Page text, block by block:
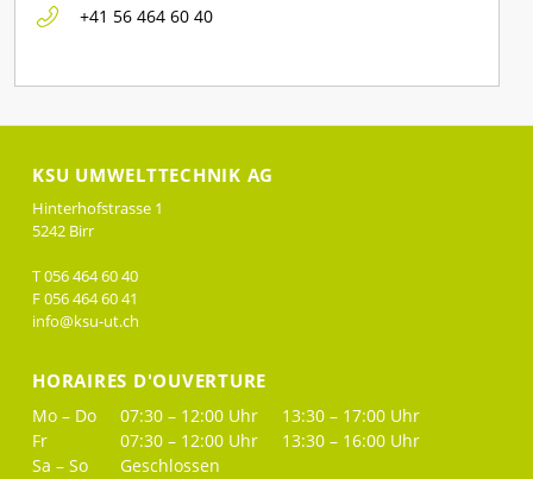
+41 56 464 60 40
KSU UMWELTTECHNIK AG
Hinterhofstrasse 1
5242 Birr
T 056 464 60 40
F 056 464 60 41
info@ksu-ut.ch
HORAIRES D'OUVERTURE
Mo – Do 07:30 – 12:00 Uhr
13:30 – 17:00 Uhr
Fr
07:30 – 12:00 Uhr
13:30 – 16:00 Uhr
Sa – So
Geschlossen